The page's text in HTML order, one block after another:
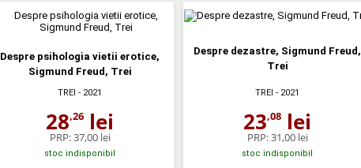
Despre psihologia vietii erotice,
Sigmund Freud, Trei
TREI - 2021
28,26 lei
PRP:37,00 lei
stoc indisponibil
Despre dezastre, Sigmund Freud,
Trei
TREI - 2021
23,08 lei
PRP:31,00 lei
stoc indisponibil